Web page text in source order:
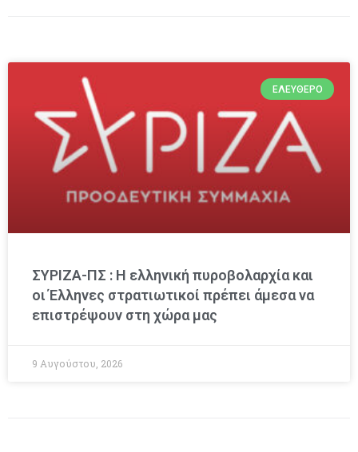
ΕΛΕΎΘΕΡΟ
ΣΥΡΙΖΑ-ΠΣ : Η ελληνική πυροβολαρχία και
οι Έλληνες στρατιωτικοί πρέπει άμεσα να
επιστρέψουν στη χώρα μας
9 Αυγούστου, 2026